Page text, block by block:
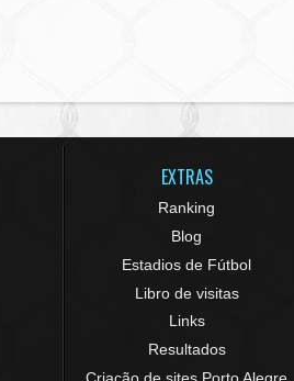
EXTRAS
Ranking
Blog
Estadios de Fútbol
Libro de visitas
Links
Resultados